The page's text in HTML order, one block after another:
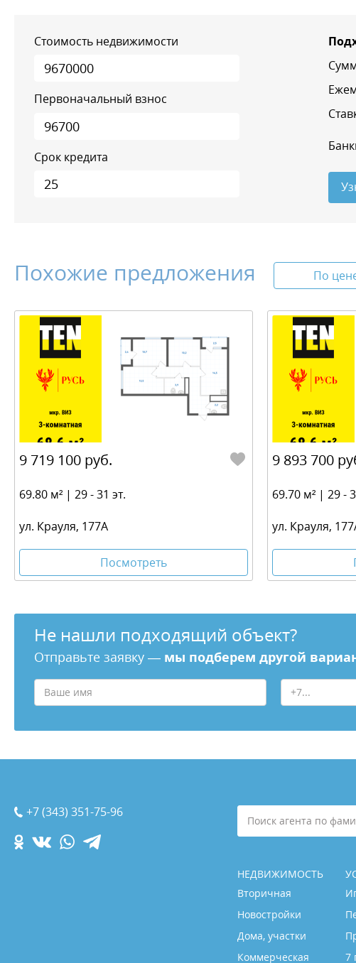
Стоимость недвижимости
Первоначальный взнос
Срок кредита
Похожие предложения По
9 719 100 руб.
69.80 м² | 29 - 31 эт.
ул. Крауля, 177А
Посмотреть
9 893 700
69.70 м² | 29 -
ул. Крауля,
Не нашли подходящий объект?
Отправьте заявку — мы подберем другой
+7 (343) 351-75-96
Поиск агента по
НЕДВИЖИМОСТЬ
Вторичная
Новостройки
Дома, участки
Коммерческая
7